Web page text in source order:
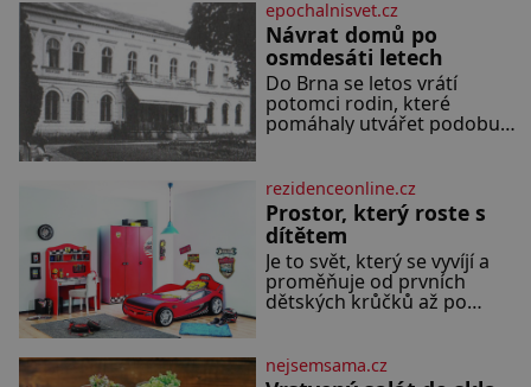
dezertního vína 50 g cukru
krystal 1 lžíci medu 200 g
zakysané sm
epochalnisvet.cz
Návrat domů po
osmdesáti letech
Do Brna se letos vrátí
potomci rodin, které
pomáhaly utvářet podobu
světová válka. Příběhy rodů
Placzek, Löw-Beer,
Fuhrmann, Kohn a Stiassni
se stanou jednou z hlavních
dramaturgických linií
festivalu židovské kultury
ŠTETL FEST 2026. Některé
pamatuje z rodinných
rezidenceonline.cz
Prostor, který roste s
dítětem
Je to svět, který se vyvíjí a
proměňuje od prvních
dětských krůčků až po
dospívání. Správně navržený
kreativitu, soustředění i
odpočinek a reaguje na
nejsemsama.cz